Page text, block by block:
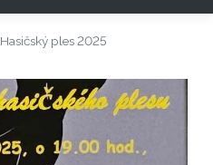
Hasičský ples 2025